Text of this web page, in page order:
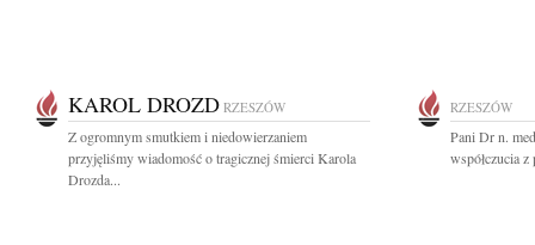
KAROL DROZD RZESZÓW
Z ogromnym smutkiem i niedowierzaniem
przyjęliśmy wiadomość o tragicznej śmierci Karola
Drozda...
RZESZÓW
Pani Dr n.
współczucia